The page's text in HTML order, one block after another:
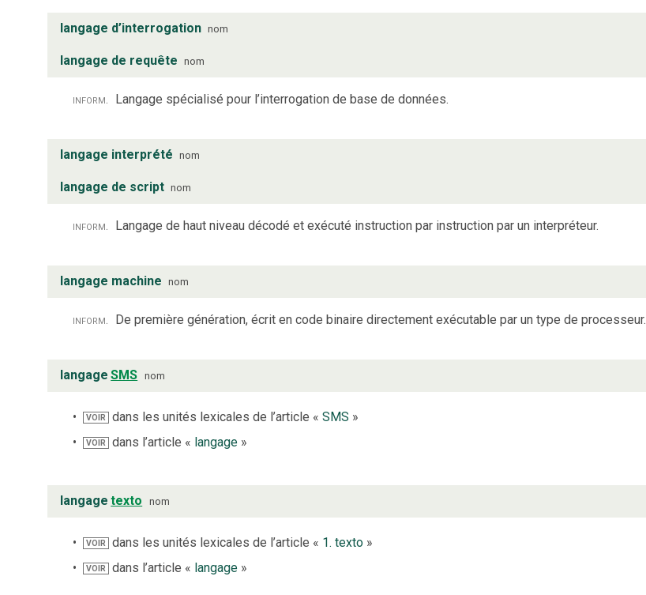
langage d’interrogation nom
langage de requête nom
inform. Langage spécialisé pour l’interrogation de base de données.
langage interprété nom
langage de script nom
inform. Langage de haut niveau décodé et exécuté instruction par instruction par un interpréteur.
langage machine nom
inform. De première génération, écrit en code binaire directement exécutable par un type de processeur.
langage SMS nom
VOIR dans les unités lexicales de l’article «SMS »
VOIR dans l’article « langage »
langage texto nom
VOIR dans les unités lexicales de l’article « 1. texto »
VOIR dans l’article « langage »